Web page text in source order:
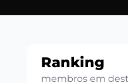
Ranking
membros em